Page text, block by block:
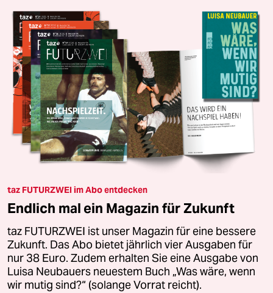
taz FUTURZWEI im Abo entdecken
Endlich mal ein Magazin für Zukunft
taz FUTURZWEI ist unser Magazin für eine bessere
Zukunft. Das Abo bietet jährlich vier Ausgaben für
nur 38 Euro. Zudem erhalten Sie eine Ausgabe von
Luisa Neubauers neuestem Buch „Was wäre, wenn
wir mutig sind?“ (solange Vorrat reicht).